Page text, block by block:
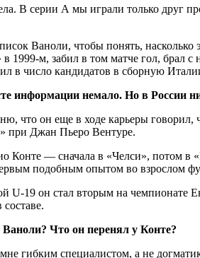
В серии А мы играли только друг
Ваноли, чтобы понять,
1999-м, забил в том матче гол,
в число кандидатов в сборную
информации немало. Но в России
он еще в ходе карьеры говорил,
при Джан Пьеро Вентуре.
— сначала в «Челси», потом в
подобным опытом во взрослом
U-19 он стал вторым на
Что он перенял у Конте?
гибким специалистом, а не